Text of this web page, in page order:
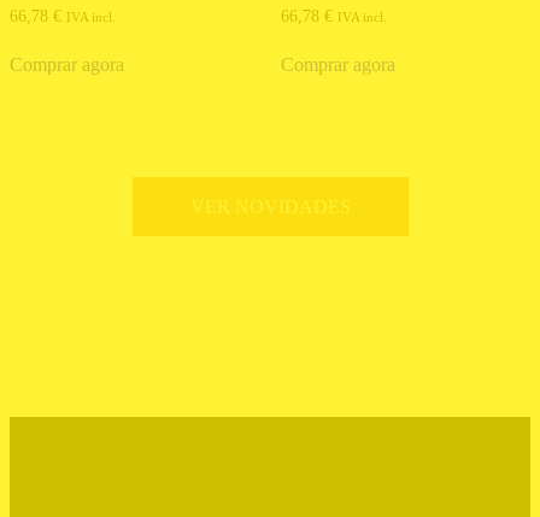
66,78 € IVA incl.
Comprar agora
66,78 € IVA incl.
Comprar agora
VER NOVIDADES